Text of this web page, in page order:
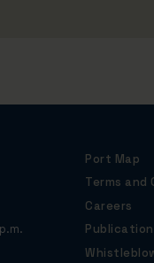
Port Map
Terms and
Careers